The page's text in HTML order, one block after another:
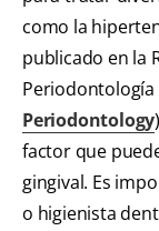
como la
publicado en la
Periodontología
Periodontology
factor que
gingival. Es
o higienista